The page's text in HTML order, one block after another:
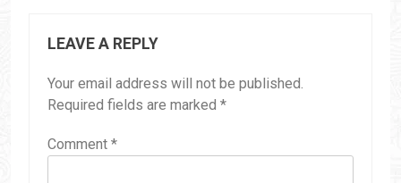
LEAVE A REPLY
Your email address will not be published.
Required fields are marked *
Comment *